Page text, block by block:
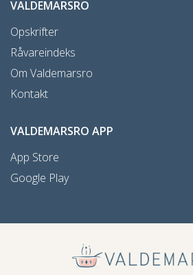
VALDEMARSRO
Opskrifter
Råvareindeks
Om Valdemarsro
Kontakt
VALDEMARSRO APP
App Store
Google Play